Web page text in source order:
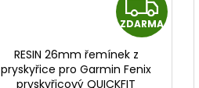
D
ZDARMA
RESIN 26mm řemínek z
pryskyřice pro Garmin Fenix
pryskyřicový QUICKFIT